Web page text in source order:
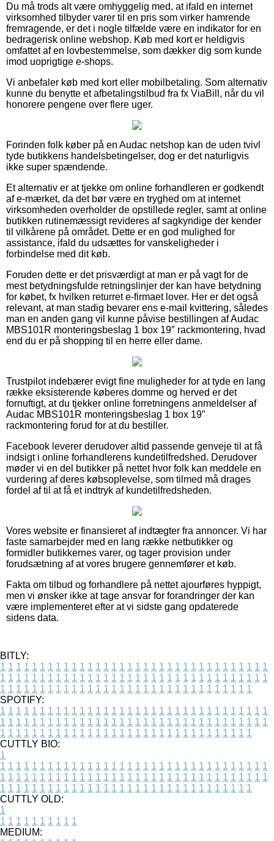
Du må trods alt være omhyggelig med, at ifald en internet
virksomhed tilbyder varer til en pris som virker hamrende
fremragende, er det i nogle tilfælde være en indikator for en
bedragerisk online webshop. Køb med kort er heldigvis
omfattet af en lovbestemmelse, som dækker dig som kunde
imod uoprigtige e-shops.
Vi anbefaler køb med kort eller mobilbetaling. Som alternativ
kunne du benytte et afbetalingstilbud fra fx ViaBill, når du vil
honorere pengene over flere uger.
Forinden folk køber på en Audac netshop kan de uden tvivl
tyde butikkens handelsbetingelser, dog er det naturligvis
ikke super spændende.
Et alternativ er at tjekke om online forhandleren er godkendt
af e-mærket, da det bør være en tryghed om at internet
virksomheden overholder de opstillede regler, samt at online
butikken rutinemæssigt revideres af sagkyndige der kender
til vilkårene på området. Dette er en god mulighed for
assistance, ifald du udsættes for vanskeligheder i
forbindelse med dit køb.
Foruden dette er det prisværdigt at man er på vagt for de
mest betydningsfulde retningslinjer der kan have betydning
for købet, fx hvilken returret e-firmaet lover. Her er det også
relevant, at man stadig bevarer ens e-mail kvittering, således
man en anden gang vil kunne påvise bestillingen af Audac
MBS101R monteringsbeslag 1 box 19″ rackmontering, hvad
end du er på shopping til en herre eller dame.
Trustpilot indebærer evigt fine muligheder for at tyde en lang
række eksisterende køberes domme og herved er det
fornuftigt, at du tjekker online forretningens anmeldelser af
Audac MBS101R monteringsbeslag 1 box 19″
rackmontering forud for at du bestiller.
Facebook leverer derudover altid passende genveje til at få
indsigt i online forhandlerens kundetilfredshed. Derudover
møder vi en del butikker på nettet hvor folk kan meddele en
vurdering af deres købsoplevelse, som tilmed må drages
fordel af til at få et indtryk af kundetilfredsheden.
Vores website er finansieret af indtægter fra annoncer. Vi har
faste samarbejder med en lang række netbutikker og
formidler butikkernes varer, og tager provision under
forudsætning af at vores brugere gennemfører et køb.
Fakta om tilbud og forhandlere på nettet ajourføres hyppigt,
men vi ønsker ikke at tage ansvar for forandringer der kan
være implementeret efter at vi sidste gang opdaterede
sidens data.
BITLY:
1 1 1 1 1 1 1 1 1 1 1 1 1 1 1 1 1 1 1 1 1 1 1 1 1 1 1 1 1 1 1 1 1 1
1 1 1 1 1 1 1 1 1 1 1 1 1 1 1 1 1 1 1 1 1 1 1 1 1 1 1 1 1 1 1 1 1 1
1 1 1 1 1 1 1 1 1 1 1 1 1 1 1 1 1 1 1 1 1 1 1 1 1 1 1 1 1 1 1 1
SPOTIFY:
1 1 1 1 1 1 1 1 1 1 1 1 1 1 1 1 1 1 1 1 1 1 1 1 1 1 1 1 1 1 1 1 1 1
1 1 1 1 1 1 1 1 1 1 1 1 1 1 1 1 1 1 1 1 1 1 1 1 1 1 1 1 1 1 1 1 1 1
1 1 1 1 1 1 1 1 1 1 1 1 1 1 1 1 1 1 1 1 1 1 1 1 1 1 1 1 1 1 1 1
CUTTLY BIO:
1
1 1 1 1 1 1 1 1 1 1 1 1 1 1 1 1 1 1 1 1 1 1 1 1 1 1 1 1 1 1 1 1 1 1
1 1 1 1 1 1 1 1 1 1 1 1 1 1 1 1 1 1 1 1 1 1 1 1 1 1 1 1 1 1 1 1 1 1
1 1 1 1 1 1 1 1 1 1 1 1 1 1 1 1 1 1 1 1 1 1 1 1 1 1 1 1 1 1 1 1
CUTTLY OLD:
1
1 1 1 1 1 1 1 1 1 1
MEDIUM: